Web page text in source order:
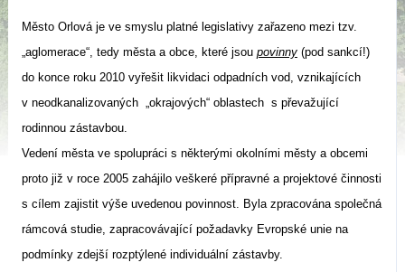
Město Orlová je ve smyslu platné legislativy zařazeno mezi tzv.
„aglomerace“, tedy města a obce, které jsou povinny(pod sankcí!)
do konce roku 2010 vyřešit likvidaci odpadních vod, vznikajících
v neodkanalizovaných „okrajových“ oblastech s převažující
rodinnou zástavbou.
Vedení města ve spolupráci s některými okolními městy a obcemi
proto již v roce 2005 zahájilo veškeré přípravné a projektové činnosti
s cílem zajistit výše uvedenou povinnost. Byla zpracována společná
rámcová studie, zapracovávající požadavky Evropské unie na
podmínky zdejší rozptýlené individuální zástavby.